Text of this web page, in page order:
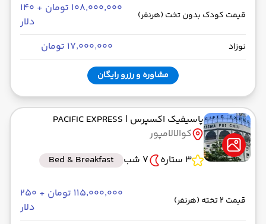
قیمت کودک بدون تخت (هرنفر)
۱۰۸٬۰۰۰٬۰۰۰ تومان + ۱۴۰
دلار
نوزاد ۱۷٬۰۰۰٬۰۰۰ تومان
مشاوره و رزرو رایگان
پاسیفیک اکسپرس | PACIFIC EXPRESS
کوالالامپور
3 ستاره
7 شب Bed & Breakfast
قیمت 2 تخته (هرنفر)
۱۱۵٬۰۰۰٬۰۰۰ تومان + ۲۵۰
دلار